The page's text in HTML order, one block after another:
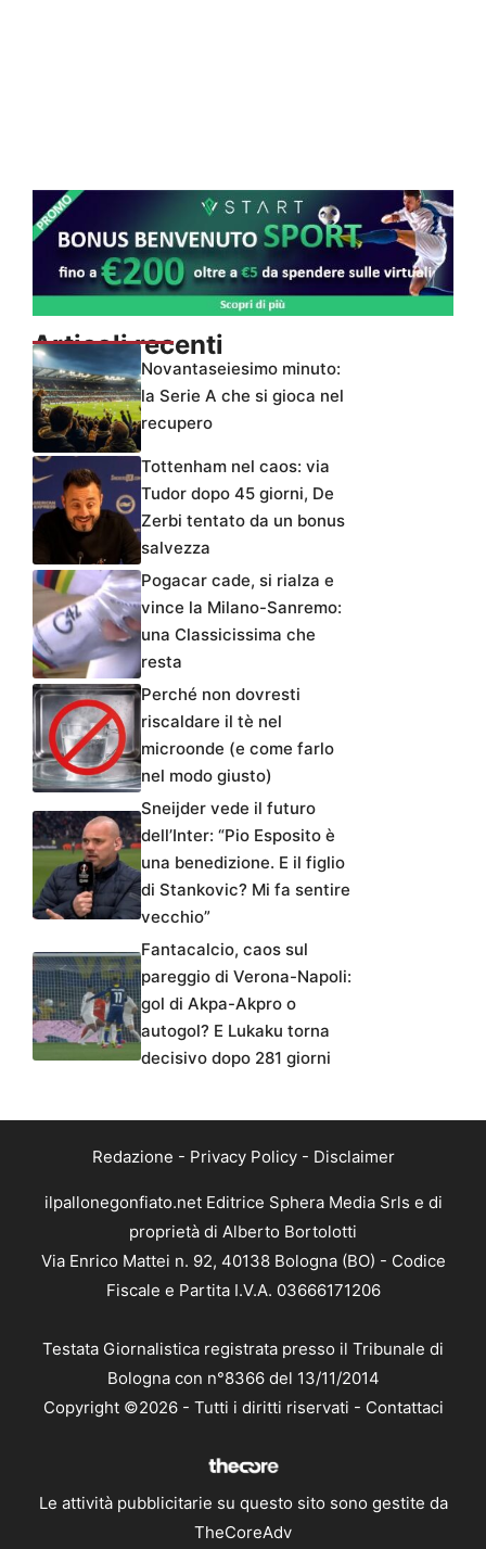
Articoli recenti
Novantaseiesimo minuto:
la Serie A che si gioca nel
recupero
Tottenham nel caos: via
Tudor dopo 45 giorni, De
Zerbi tentato da un bonus
salvezza
Pogacar cade, si rialza e
vince la Milano-Sanremo:
una Classicissima che
resta
Perché non dovresti
riscaldare il tè nel
microonde (e come farlo
nel modo giusto)
Sneijder vede il futuro
dell’Inter: “Pio Esposito è
una benedizione. E il figlio
di Stankovic? Mi fa sentire
vecchio”
Fantacalcio, caos sul
pareggio di Verona-Napoli:
gol di Akpa-Akpro o
autogol? E Lukaku torna
decisivo dopo 281 giorni
Redazione - Privacy Policy- Disclaimer
ilpallonegonfiato.net Editrice Sphera Media Srls e di
proprietà di Alberto Bortolotti
Via Enrico Mattei n. 92, 40138 Bologna (BO) - Codice
Fiscale e Partita I.V.A. 03666171206
Testata Giornalistica registrata presso il Tribunale di
Bologna con n°8366 del 13/11/2014
Copyright ©2026 - Tutti i diritti riservati - Contattaci
Le attività pubblicitarie su questo sito sono gestite da
TheCoreAdv